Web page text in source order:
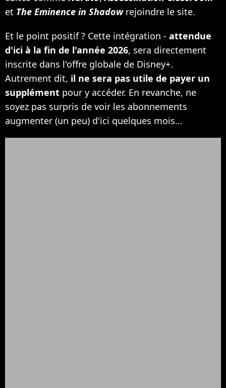
et The Eminence in Shadowrejoindre le site.
Et le point positif ? Cette intégration - attendue
d'ici à la fin de l'année 2026, sera directement
inscrite dans l'offre globale de Disney+.
Autrement dit, il ne sera pas utile de payer un
supplément pour y accéder. En revanche, ne
soyez pas surpris de voir les abonnements
augmenter (un peu) d'ici quelques mois…